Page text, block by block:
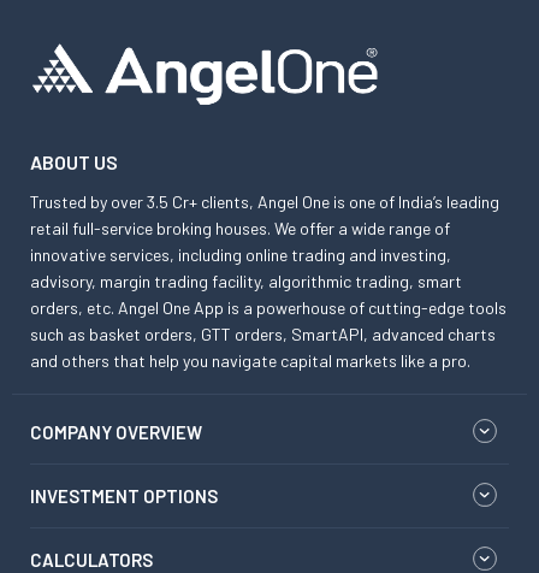
ABOUT US
Trusted by over 3.5 Cr+ clients, Angel One is one of India’s leading
retail full-service broking houses. We offer a wide range of
innovative services, including online trading and investing,
advisory, margin trading facility, algorithmic trading, smart
orders, etc. Angel One App is a powerhouse of cutting-edge tools
such as basket orders, GTT orders, SmartAPI, advanced charts
and others that help you navigate capital markets like a pro.
COMPANY OVERVIEW
INVESTMENT OPTIONS
CALCULATORS